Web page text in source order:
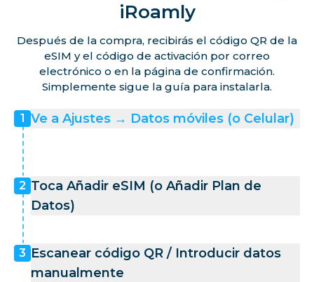
iRoamly
Después de la compra, recibirás el código QR de la
eSIM y el código de activación por correo
electrónico o en la página de confirmación.
Simplemente sigue la guía para instalarla.
1 Ve a Ajustes → Datos móviles (o Celular)
2 Toca Añadir eSIM (o Añadir Plan de
Datos)
3 Escanear código QR / Introducir datos
manualmente